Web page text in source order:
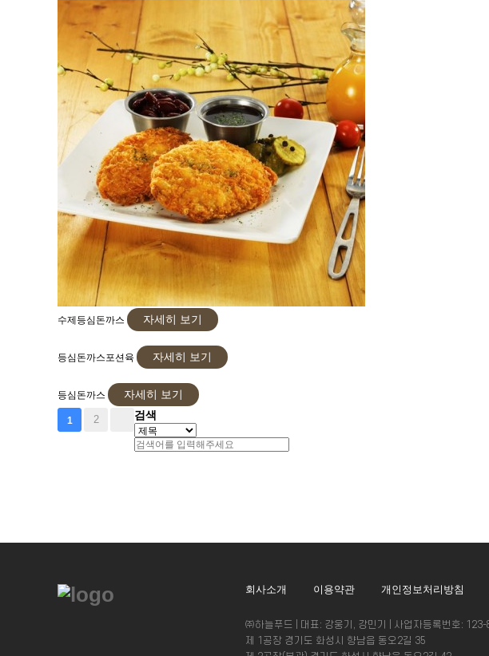
수제등심돈까스 자세히 보기
등심돈까스포션육 자세히 보기
등심돈까스 자세히 보기
1 2 검색
회사소개 이용약관 개인정보처리방침
㈜하늘푸드 | 대표: 강웅기, 강민기 | 사업자등록번호:
제 1공장 경기도 화성시 향남읍 동오2길 35